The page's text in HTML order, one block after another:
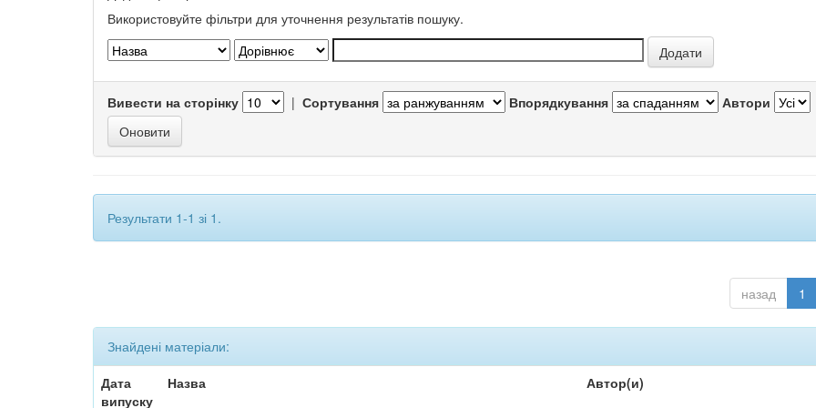
Використовуйте фільтри для уточнення результатів пошуку.
Вивести на сторінку | Сортування Впорядкування Автори
Результати 1-1 зі 1.
назад 1
Знайдені матеріали:
Дата
випуску
Назва Автор(и)